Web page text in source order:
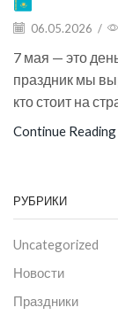
06.05.2026 /
7 мая — это
праздник мы
кто стоит на
Continue Reading
РУБРИКИ
Uncategorized
Новости
Праздники